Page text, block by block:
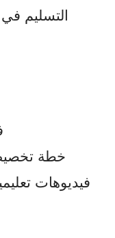
التسليم
خطة
فيديوهات